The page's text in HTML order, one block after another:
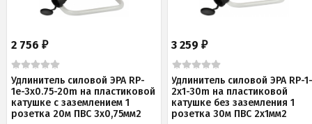
2 756 ₽
Удлинитель силовой ЭРА RP-
1e-3х0.75-20m на пластиковой
катушке c заземлением 1
розетка 20м ПВС 3х0,75мм2
3 259₽
Удлинитель силовой ЭРА RP-
2x1-30m на пластиковой
катушке без заземления 1
розетка 30м ПВС 2x1мм2